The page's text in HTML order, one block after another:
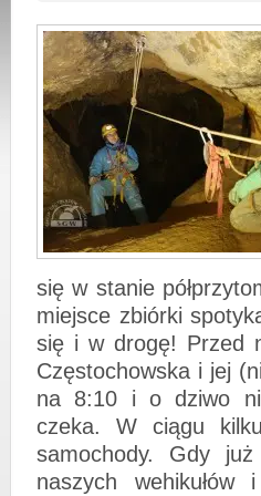
się w stanie
miejsce zbiórki
się i w drogę! Przed
Częstochowska i jej
na 8:10 i o dziwo
czeka. W ciągu
samochody. Gdy
naszych